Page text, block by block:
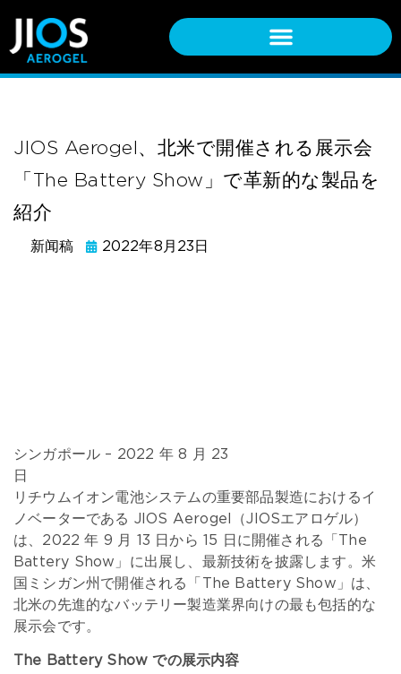
JIOS Aerogel、北米で開催される展示会
「The Battery Show」で革新的な製品を
紹介
新闻稿 2022年8月23日
シンガポール – 2022 年 8 月 23
日
リチウムイオン電池システムの重要部品製造におけるイ
ノベーターである JIOS Aerogel（JIOSエアロゲル）
は、2022 年 9 月 13 日から 15 日に開催される「The
Battery Show」に出展し、最新技術を披露します。米
国ミシガン州で開催される「The Battery Show」は、
北米の先進的なバッテリー製造業界向けの最も包括的な
展示会です。
The Battery Show での展示内容